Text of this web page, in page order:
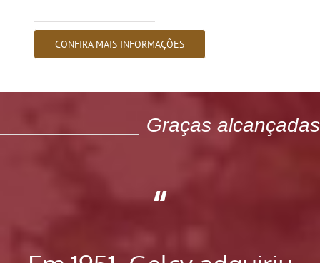
CONFIRA MAIS INFORMAÇÕES
Graças alcançadas
“